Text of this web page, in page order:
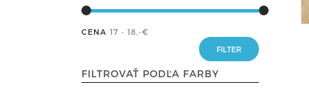
CENA 17 - 18 ,-€
FILTROVAŤ PODĽA FARBY